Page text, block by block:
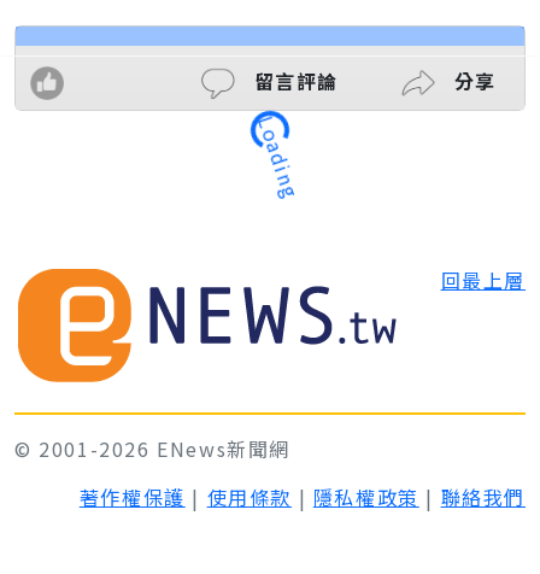
留言評論 分享
Loading
回最上層
© 2001-2026 ENews新聞網
著作權保護 | 使用條款 | 隱私權政策 | 聯絡我們